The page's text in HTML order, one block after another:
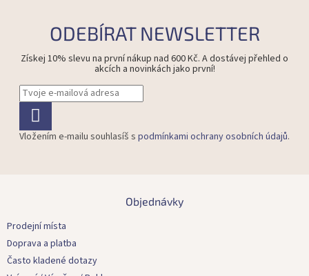
ODEBÍRAT NEWSLETTER
Získej 10% slevu na první nákup nad 600 Kč. A dostávej přehled o
akcích a novinkách jako první!
Vložením e-mailu souhlasíš s podmínkami ochrany osobních údajů.
Objednávky
Prodejní místa
Doprava a platba
Často kladené dotazy